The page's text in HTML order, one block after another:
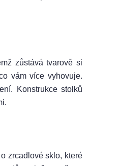
zůstává tvarově si
vám více vyhovuje.
Konstrukce stolků
zrcadlové sklo, které